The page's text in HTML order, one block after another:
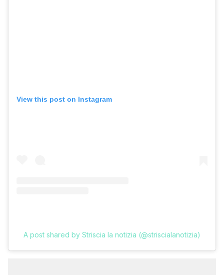
View this post on Instagram
A post shared by Striscia la notizia (@striscialanotizia)